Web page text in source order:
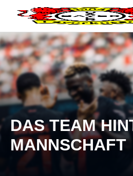
Navigation überspringen􀄫
DAS TEAM
MANNSCHAFT